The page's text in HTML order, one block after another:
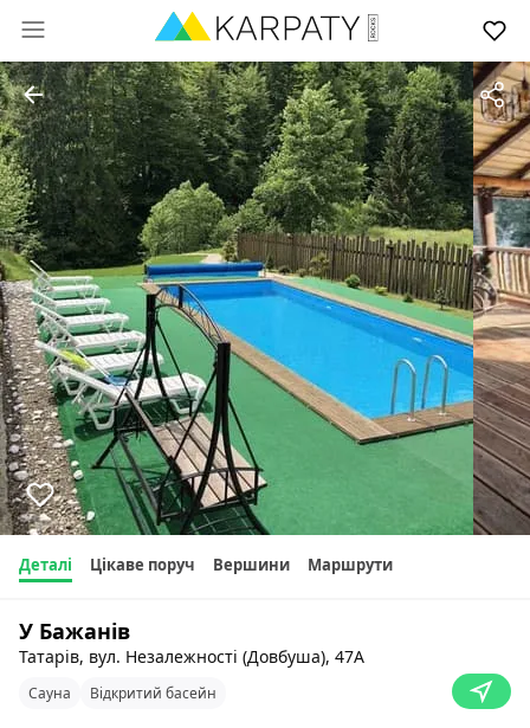
Деталі Цікаве поруч Вершини Маршрути
У Бажанів
Татарів, вул. Незалежності (Довбуша), 47А
Сауна Відкритий басейн